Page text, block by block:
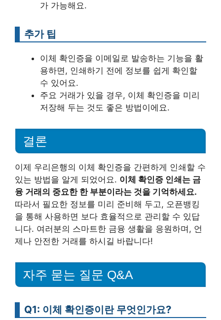
가 가능해요.
추가 팁
이체 확인증을 이메일로 발송하는 기능을 활
용하면, 인쇄하기 전에 정보를 쉽게 확인할
수 있어요.
주요 거래가 있을 경우, 이체 확인증을 미리
저장해 두는 것도 좋은 방법이에요.
결론
이제 우리은행의 이체 확인증을 간편하게 인쇄할 수
있는 방법을 알게 되었어요. 이체 확인증 인쇄는 금
융 거래의 중요한 한 부분이라는 것을 기억하세요.
따라서 필요한 정보를 미리 준비해 두고, 오픈뱅킹
을 통해 사용하면 보다 효율적으로 관리할 수 있답
니다. 여러분의 스마트한 금융 생활을 응원하며, 언
제나 안전한 거래를 하시길 바랍니다!
자주 묻는 질문 Q&A
Q1: 이체 확인증이란 무엇인가요?